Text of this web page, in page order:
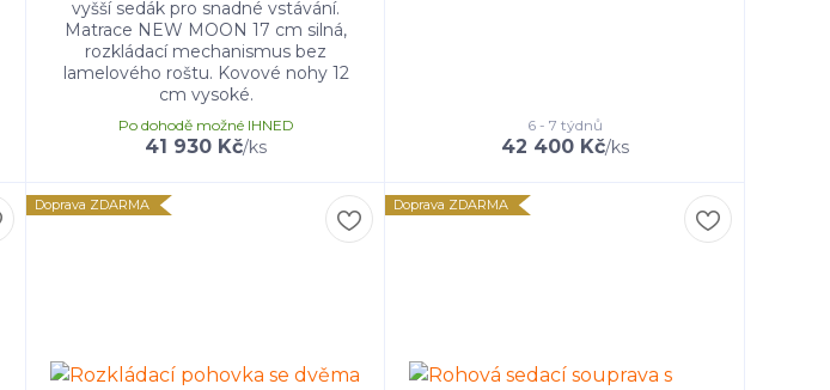
vyšší sedák pro snadné vstávání.
Matrace NEW MOON 17 cm silná,
rozkládací mechanismus bez
lamelového roštu. Kovové nohy 12
cm vysoké.
41 930 Kč/ks
Po dohodě možné IHNED
42 400 Kč/ks
6 - 7 týdnů
Doprava ZDARMA Doprava ZDARMA